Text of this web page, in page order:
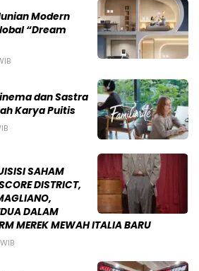
Modern
“Dream
dan Sastra
Karya Puitis
SAHAM
DISTRICT,
DALAM
MEREK MEWAH ITALIA BARU